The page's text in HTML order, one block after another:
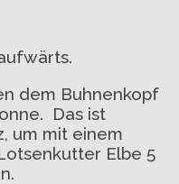
dem Buhnenkopf
Das ist
um mit einem
Elbe 5